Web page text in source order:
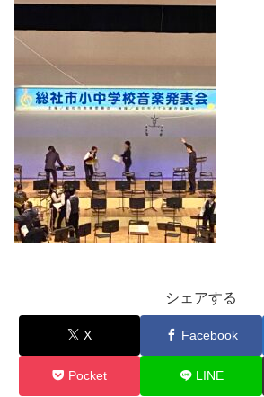
シェアする
X Facebook
Pocket LINE